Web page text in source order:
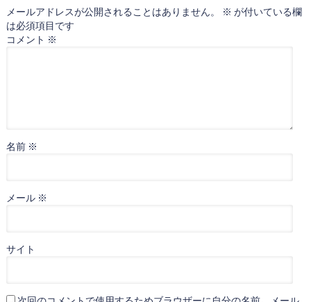
メールアドレスが公開されることはありません。 ※ が付いている欄
は必須項目です
コメント ※
名前 ※
メール ※
サイト